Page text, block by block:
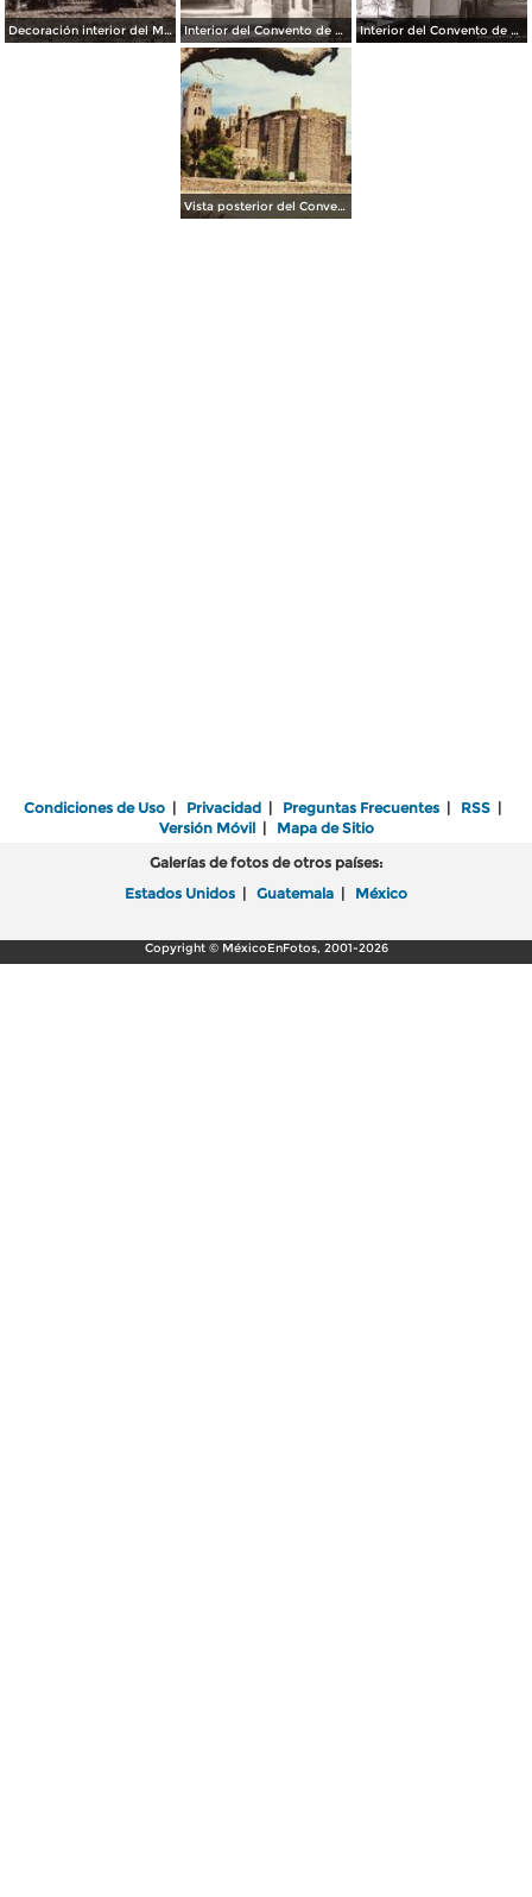
Decoración interior del Museo de Actopan Interior del Convento de Actopan Interior del Convento de Actopan
Vista posterior del Convento
Condiciones de Uso | Privacidad | Preguntas Frecuentes | RSS |
Versión Móvil| Mapa de Sitio
Galerías de fotos de otros países:
Estados Unidos | Guatemala | México
Copyright © MéxicoEnFotos, 2001-2026